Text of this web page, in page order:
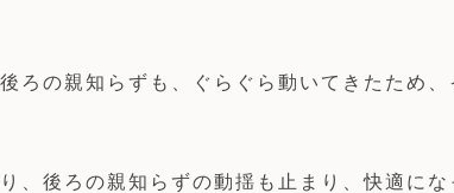
の親知らずも、ぐらぐら動いてきたため